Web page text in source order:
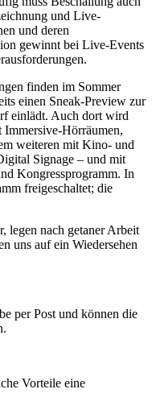
und Live-
und deren
gewinnt bei Live-Events
finden im Sommer
einen Sneak-Preview zur
einlädt. Auch dort wird
Hörräumen,
weiteren mit Kino- und
Signage – und mit
Kongressprogramm. In
freigeschaltet; die
legen nach getaner Arbeit
uns auf ein Wiedersehen
per Post und können die
Vorteile eine